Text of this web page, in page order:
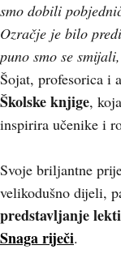
smo dobili
Ozračje je bilo
puno smo se
Šojat, profesorica i
Školske knjige,
inspirira učenike i
Svoje briljantne
velikodušno dijeli,
predstavljanje
Snaga riječi.